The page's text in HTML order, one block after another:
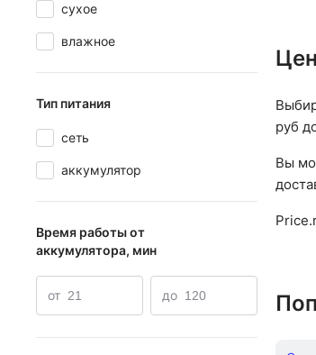
сухое
влажное
Тип питания
сеть
аккумулятор
Время работы от
аккумулятора, мин
от до
380 г
руб
Вы